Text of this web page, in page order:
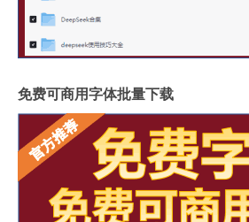
免费可商用字体批量下载